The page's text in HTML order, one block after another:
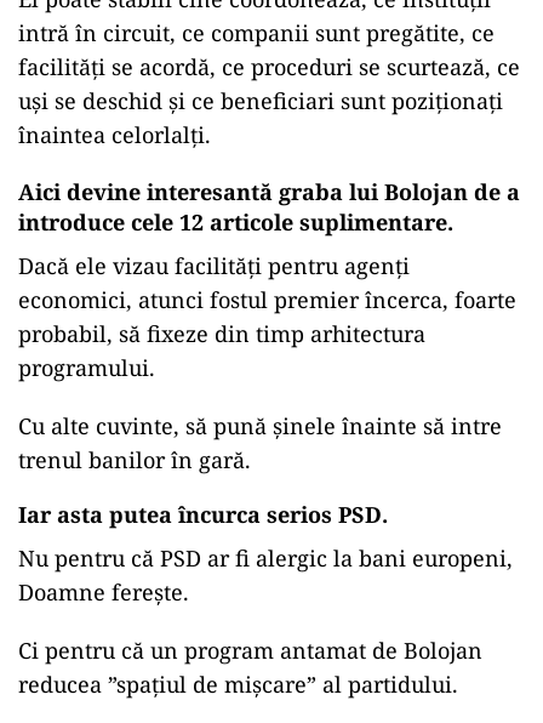
intră în circuit, ce companii sunt pregătite, ce
facilități se acordă, ce proceduri se scurtează, ce
uși se deschid și ce beneficiari sunt poziționați
înaintea celorlalți.
Aici devine interesantă graba lui Bolojan de a
introduce cele 12 articole suplimentare.
Dacă ele vizau facilități pentru agenți
economici, atunci fostul premier încerca, foarte
probabil, să fixeze din timp arhitectura
programului.
Cu alte cuvinte, să pună șinele înainte să intre
trenul banilor în gară.
Iar asta putea încurca serios PSD.
Nu pentru că PSD ar fi alergic la bani europeni,
Doamne ferește.
Ci pentru că un program antamat de Bolojan
reducea ”spațiul de mișcare” al partidului.